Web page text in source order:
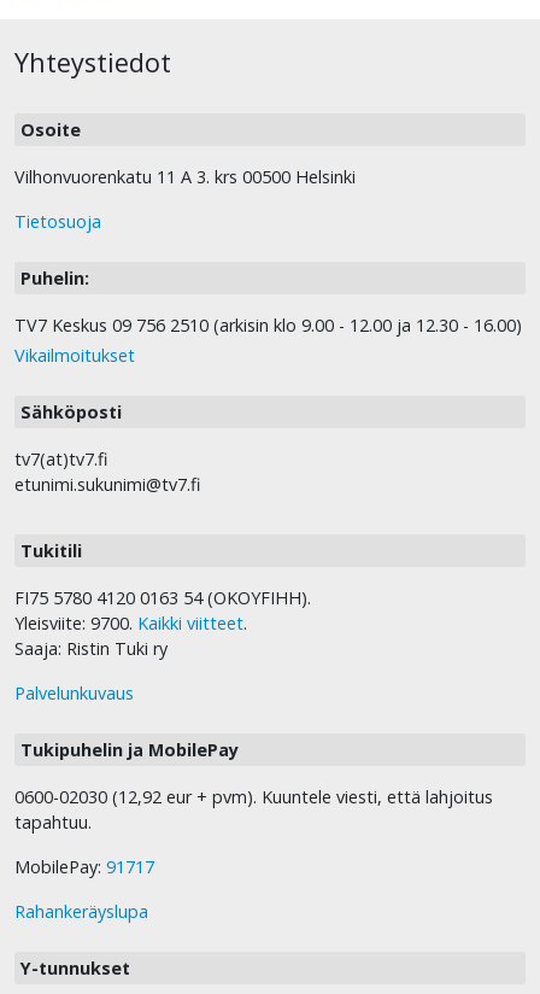
Yhteystiedot
Osoite
Vilhonvuorenkatu 11 A 3. krs 00500 Helsinki
Tietosuoja
Puhelin:
TV7 Keskus 09 756 2510 (arkisin klo 9.00 - 12.00 ja 12.30 - 16.00)
Vikailmoitukset
Sähköposti
tv7(at)tv7.fi
etunimi.sukunimi@tv7.fi
Tukitili
FI75 5780 4120 0163 54 (OKOYFIHH).
Yleisviite: 9700. Kaikki viitteet.
Saaja: Ristin Tuki ry
Palvelunkuvaus
Tukipuhelin ja MobilePay
0600-02030 (12,92 eur + pvm). Kuuntele viesti, että lahjoitus
tapahtuu.
MobilePay: 91717
Rahankeräyslupa
Y-tunnukset